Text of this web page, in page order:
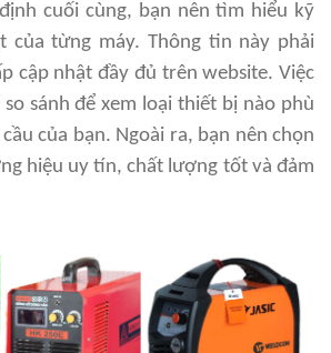
cuối cùng, bạn nên tìm hiểu kỹ
của từng máy. Thông tin này phải
cập nhật đầy đủ trên website. Việc
sánh để xem loại thiết bị nào phù
của bạn. Ngoài ra, bạn nên chọn
hiệu uy tín, chất lượng tốt và đảm